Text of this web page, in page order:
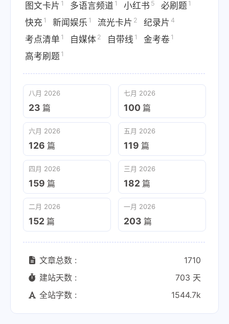
图文卡片 1 多语言频道 1 小红书 5 必刷题 1
快充 1 新闻娱乐 1 流光卡片 2 纪录片 4
考点清单 1 自媒体 2 自带线 1 金考卷 1
高考刷题 1
八月 2026
23 篇
七月 2026
100 篇
六月 2026
126 篇
五月 2026
119 篇
四月 2026
159 篇
三月 2026
182 篇
二月 2026
152 篇
一月 2026
203 篇
文章总数 :
1710
建站天数 :
703 天
全站字数 :
1544.7k